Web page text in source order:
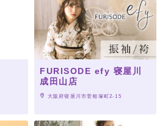
FURISODE efy 寝屋川
成田山店
大阪府寝屋川市菅相塚町2-15